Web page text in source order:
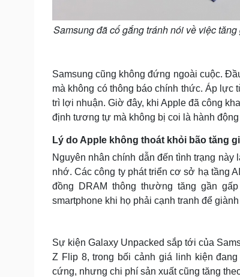
Samsung đã cố gắng tránh nói về việc
Samsung cũng không đứng ngoài cuộc.
mà không có thông báo chính thức. Áp
trì lợi nhuận. Giờ đây, khi Apple đã công
định tương tự mà không bị coi là hành
Lý do Apple không thoát khỏi bão tăng
Nguyên nhân chính dẫn đến tình trạng
nhớ. Các công ty phát triển cơ sở hạ tầng
đồng DRAM thông thường tăng gần
smartphone khi họ phải cạnh tranh để
Sự kiện Galaxy Unpacked sắp tới của
Z Flip 8, trong bối cảnh giá linh kiện
cứng, nhưng chi phí sản xuất cũng tăng